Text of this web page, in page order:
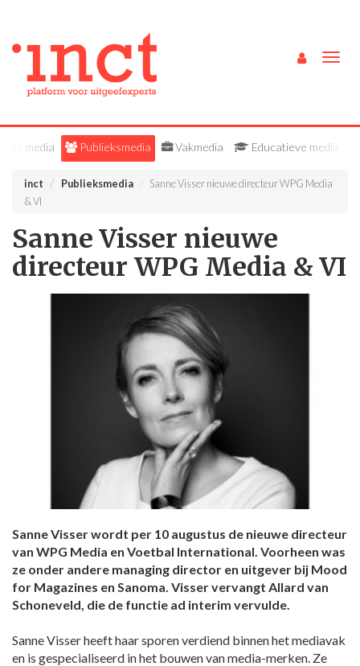
Alle media Publieksmedia Vakmedia Educatieve media
inct Publieksmedia
​Sanne Visser nieuwe directeur WPG Media
& VI
​Sanne Visser nieuwe
directeur WPG Media & VI
Sanne Visser wordt per 10 augustus de nieuwe directeur
van WPG Media en Voetbal International. Voorheen was
ze onder andere managing director en uitgever bij Mood
for Magazines en Sanoma. Visser vervangt Allard van
Schoneveld, die de functie ad interim vervulde.
Sanne Visser heeft haar sporen verdiend binnen het mediavak
en is gespecialiseerd in het bouwen van media-merken. Ze